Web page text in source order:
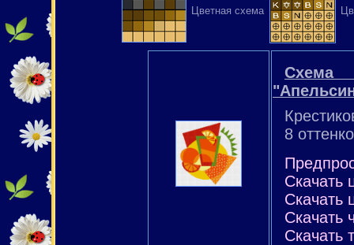
Цветная схема
8
Скачать
Скачать
Скачать
Скачать